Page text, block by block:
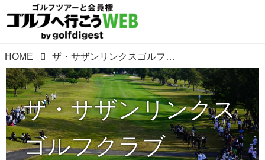
HOME ザ・サザンリンクスゴルフクラブ
ザ・サザンリンクス
ゴルフクラブ